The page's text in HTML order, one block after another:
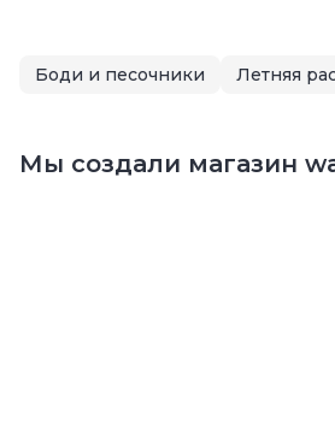
Боди и песочники
Мы создали магазин